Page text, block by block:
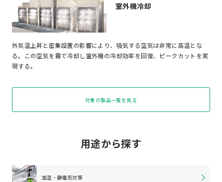
室外機冷却
外気温上昇と密集設置の影響により、吸気する空気は非常に高温とな
る。この空気を霧で冷却し室外機の冷却効率を回復、ピークカットを実
現する。
対象の製品一覧を見る
用途から探す
加湿・静電気対策